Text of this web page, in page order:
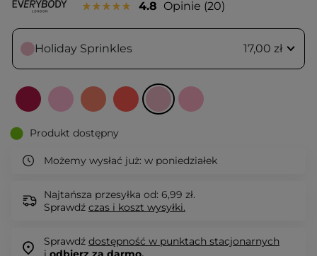
4.8 Opinie 20
Holiday Sprinkles 17,00 zł
Produkt dostępny
Możemy wysłać już: w poniedziałek
Najtańsza przesyłka od: 6,99 zł.
Sprawdź czas i koszt wysyłki.
Sprawdź dostępność w punktach stacjonarnych